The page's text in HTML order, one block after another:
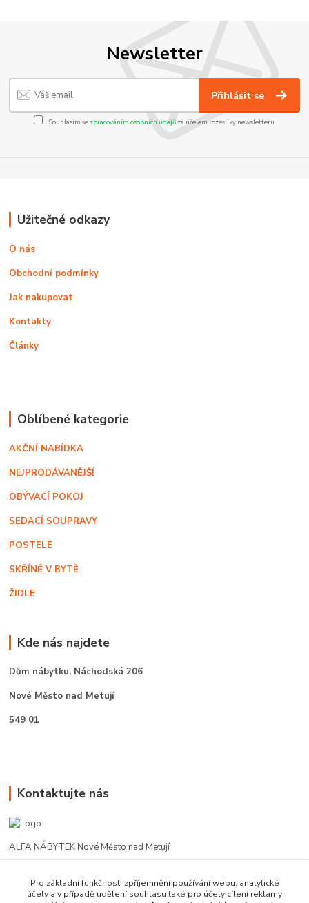
Newsletter
Přihlásit se
Souhlasím se zpracováním osobních údajůza účelem rozesílky newsletteru.
Užitečné odkazy
O nás
Obchodní podmínky
Jak nakupovat
Kontakty
Články
Oblíbené kategorie
AKČNÍ NABÍDKA
NEJPRODÁVANĚJŠÍ
OBÝVACÍ POKOJ
SEDACÍ SOUPRAVY
POSTELE
SKŘÍNĚ V BYTĚ
ŽIDLE
Kde nás najdete
Dům nábytku, Náchodská 206
Nové Město nad Metují
549 01
Kontaktujte nás
ALFA NÁBYTEK Nové Město nad Metují
602 412 331
Pro základní funkčnost, zpříjemnění používání webu, analytické
účely a v případě udělení souhlasu také pro účely cílení reklamy